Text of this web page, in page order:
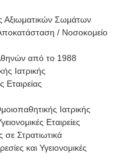
Αξιωματικών Σωμάτων
Αποκατάσταση / Νοσοκομείο
από το 1988
Ιατρικής
Εταιρείας
Ιατρικής
Εταιρείες
σε Στρατιωτικά
και Υγειονομικές